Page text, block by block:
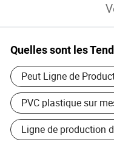
Quelles sont les
Peut Ligne de
PVC plastique sur
Ligne de production